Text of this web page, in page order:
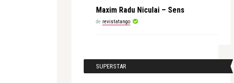
Maxim Radu Niculai – Sens
de revistatango
SUPERSTAR